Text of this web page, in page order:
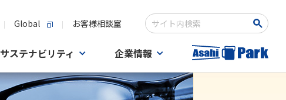
Global お客様相談室 検索キーワード入力
サステナビリティ 企業情報